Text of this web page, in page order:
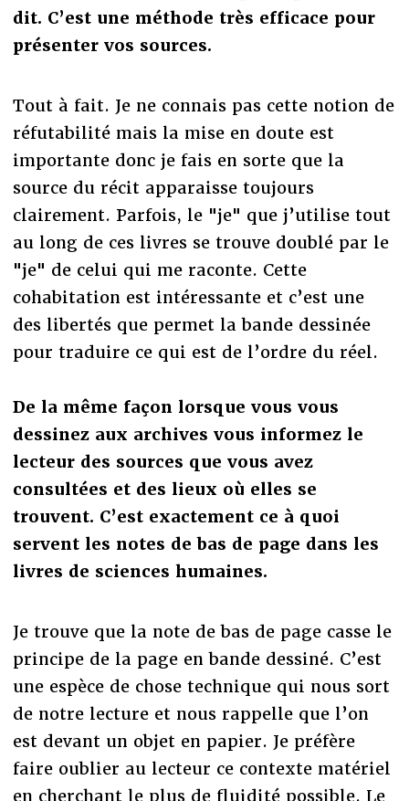
dit. C’est une méthode très efficace pour
présenter vos sources.
Tout à fait. Je ne connais pas cette notion de
réfutabilité mais la mise en doute est
importante donc je fais en sorte que la
source du récit apparaisse toujours
clairement. Parfois, le "je" que j’utilise tout
au long de ces livres se trouve doublé par le
"je" de celui qui me raconte. Cette
cohabitation est intéressante et c’est une
des libertés que permet la bande dessinée
pour traduire ce qui est de l’ordre du réel.
De la même façon lorsque vous vous
dessinez aux archives vous informez le
lecteur des sources que vous avez
consultées et des lieux où elles se
trouvent. C’est exactement ce à quoi
servent les notes de bas de page dans les
livres de sciences humaines.
Je trouve que la note de bas de page casse le
principe de la page en bande dessiné. C’est
une espèce de chose technique qui nous sort
de notre lecture et nous rappelle que l’on
est devant un objet en papier. Je préfère
faire oublier au lecteur ce contexte matériel
en cherchant le plus de fluidité possible. Le